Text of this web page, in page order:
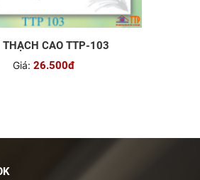
THẠCH CAO TTP-103
Giá: 26.500đ